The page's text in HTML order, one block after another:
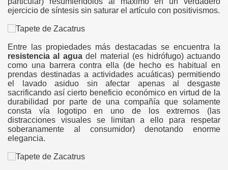
ejercicio de síntesis sin saturar el artículo con positivismos.
Entre las propiedades más destacadas se encuentra la
resistencia al aguadel material (es hidrófugo) actuando
como una barrera contra ella (de hecho es habitual en
prendas destinadas a actividades acuáticas) permitiendo
el lavado asiduo sin afectar apenas al desgaste
sacrificando así cierto beneficio económico en virtud de la
durabilidad por parte de una compañía que solamente
consta vía logotipo en uno de los extremos (las
distracciones visuales se limitan a ello para respetar
soberanamente al consumidor) denotando enorme
elegancia.